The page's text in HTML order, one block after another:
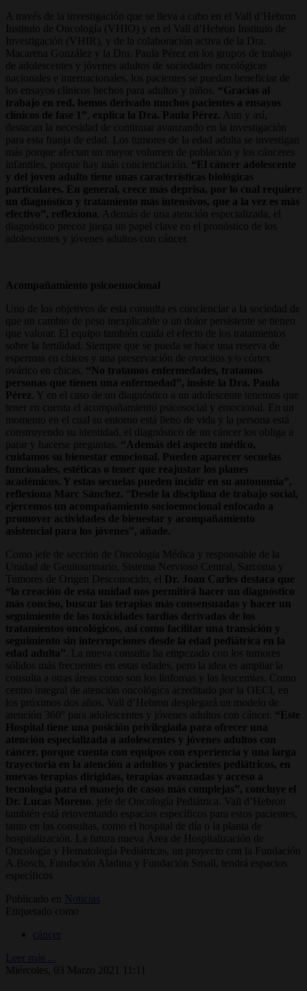
A través de la investigación que se lleva a cabo en el Vall d’Hebron
Instituto de Oncología (VHIO) y en el Vall d’Hebron Instituto de
Investigación (VHIR), y de la colaboración activa de la Dra.
Macarena González y la Dra. Paula Pérez en los grupos de trabajo
de adolescentes y jóvenes adultos de sociedades oncológicas
nacionales e internacionales, los pacientes se puedan beneficiar de
los ensayos clínicos hechos para adultos y niños. “Gracias al
trabajo en red, hemos derivado muchos pacientes a ensayos
clínicos de fase 1” explica la Dra. Paula Pérez. Aun y así,
destacan la necesidad de continuar avanzando en la investigación
para esta franja de edad. Los tumores de la edad adulta se investigan
más porque afectan un mayor volumen de población y los cánceres
infantiles, porque hay más concienciación. “El cáncer adolescente
y del joven adulto tiene unas características biológicas
particulares. En general, crece más deprisa, por lo cual requiere
un diagnóstico y tratamiento más intensivos, que a la vez es más
efectivo”, reflexiona . Además de una atención especializada, el
diagnóstico precoz juega un papel clave en el pronóstico de los
adolescentes y jóvenes adultos con cáncer.
Acompañamiento psicoemocional
Uno de los objetivos de esta consulta es concienciar a la sociedad de
que un cambio de peso inexplicable o un dolor persistente se tienen
que valorar. El equipo también cuida el efecto de los tratamientos
sobre la fertilidad. Siempre que se pueda se hace una reserva de
espermas en chicos y una preservación de ovocitos y/o córtex
ovárico en chicas. “No tratamos enfermedades, tratamos
personas que tienen una enfermedad”, insiste la Dra. Paula
Pérez . Y en el caso de un diagnóstico a un adolescente tenemos que
tener en cuenta el acompañamiento psicosocial y emocional. En un
momento en el cual su entorno está lleno de vida y la persona está
construyendo su identidad, el diagnóstico de un cáncer los obliga a
parar y hacerse preguntas. “Además del aspecto médico,
cuidamos su bienestar emocional. Pueden aparecer secuelas
funcionales, estéticas o tener que reajustar los planes
académicos. Y estas secuelas pueden incidir en su autonomía”,
reflexiona Marc Sánchez. “ Desde la disciplina de trabajo social,
ejercemos un acompañamiento socioemocional enfocado a
promover actividades de bienestar y acompañamiento
asistencial para los jóvenes”, añade.
Como jefe de sección de Oncología Médica y responsable de la
Unidad de Genitourinario, Sistema Nervioso Central, Sarcoma y
Tumores de Origen Desconocido, el
Dr. Joan Carles destaca que
“la creación de esta unidad nos permitirá hacer un diagnóstico
más conciso, buscar las terapias más consensuadas y hacer un
seguimiento de las toxicidades tardías derivadas de los
tratamientos oncológicos, así como facilitar una transición y
seguimiento sin interrupciones desde la edad pediátrica en la
edad adulta” . La nueva consulta ha empezado con los tumores
sólidos más frecuentes en estas edades, pero la idea es ampliar la
consulta a otras áreas como son los linfomas y las leucemias. Como
centro integral de atención oncológica acreditado por la OECI, en
los próximos dos años, Vall d’Hebron desplegará un modelo de
atención 360° para adolescentes y jóvenes adultos con cáncer. “Este
Hospital tiene una posición privilegiada para ofrecer una
atención especializada a adolescentes y jóvenes adultos con
cáncer, porque cuenta con equipos con experiencia y una larga
trayectoria en la atención a adultos y pacientes pediátricos, en
nuevas terapias dirigidas, terapias avanzadas y acceso a
tecnología para el manejo de casos más complejas”, concluye el
Dr. Lucas Moreno , jefe de Oncología Pediátrica. Vall d’Hebron
también está reinventando espacios específicos para estos pacientes,
tanto en las consultas, como el hospital de día o la planta de
hospitalización. La futura nueva Área de Hospitalización de
Oncología y Hematología Pediátricas, un proyecto con la Fundación
A.Bosch, Fundación Aladina y Fundación Small, tendrá espacios
específicos
Publicado en
Noticias
Etiquetado como
cáncer
Leer más ...
Miércoles, 03 Marzo 2021 11:11